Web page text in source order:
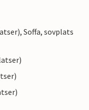
Soffa, sovplats